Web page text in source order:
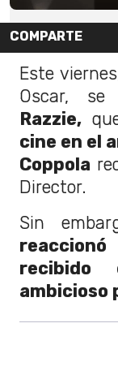
COMPARTE
Este
Oscar,
Razzie,
cine en el
Coppola
Director.
Sin
ambicioso